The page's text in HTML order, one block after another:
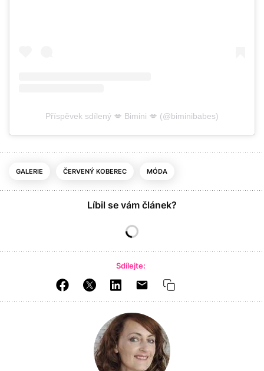
Příspěvek sdílený 💋 Bimini 💋 (@biminibabes)
GALERIE ČERVENÝ KOBEREC MÓDA
Líbil se vám článek?
Sdílejte: